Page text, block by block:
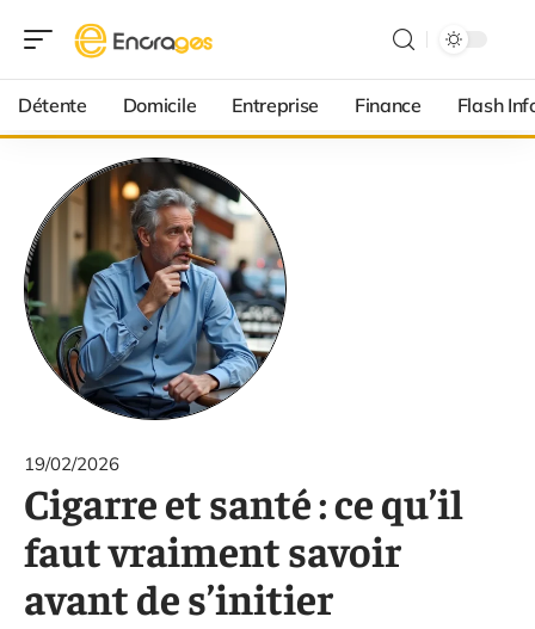
Détente Domicile Entreprise Finance Flash
19/02/2026
Cigarre et santé : ce qu’il
faut vraiment savoir
avant de s’initier